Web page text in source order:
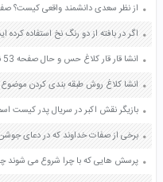
از نظر سعدی دانشمند واقعی کیست؟ صفحه 36
انشا قار قار کلاغ حس و حال صفحه 53 نگارش کلاس هشتم
انشا کلاغ روش طبقه بندی كردن موضوع صفحه 42 کتاب نگارش
بازیگر نقش اکبر در سریال پدر کیست